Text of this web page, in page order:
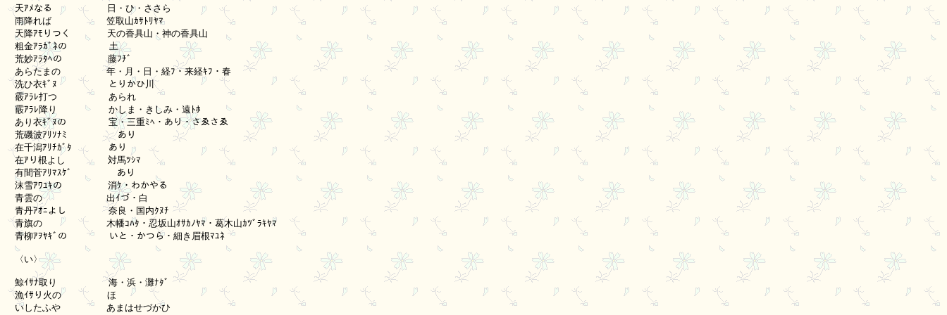
天ｱﾒなる　　　　　　日・ひ・ささら
雨降れば　　　　　　笠取山ｶｻﾄﾘﾔﾏ
天降ｱﾓりつく　　　　天の香具山・神の香具山
粗金ｱﾗｶﾞﾈの 　　　　土
荒妙ｱﾗﾀﾍの　　　　　藤ﾌﾁﾞ
あらたまの　　　　　年・月・日・経ﾌ・来経ｷﾌ・春
洗ひ衣ｷﾞﾇ　　　　　 とりかひ川
霰ｱﾗﾚ打つ 　　　　　あられ
霰ｱﾗﾚ降り　　　　　 かしま・きしみ・遠ﾄﾎ
あり衣ｷﾞﾇの　　　　 宝・三重ﾐﾍ・あり・さゑさゑ
荒磯波ｱﾘｿﾅﾐ         あり
在千潟ｱﾘﾁｶﾞﾀ　　　　あり
在ｱり根よし 　　　　対馬ﾂｼﾏ
有間菅ｱﾘﾏｽｹﾞ        あり
沫雪ｱﾜﾕｷの　　　　　消ｹ・わかやる
青雲の　　　　　　　出ｲづ・白
青丹ｱｵﾆよし　　　　 奈良・国内ｸﾇﾁ
青旗の　　　　　　　木幡ｺﾊﾀ・忍坂山ｵｻｶﾉﾔﾏ・葛木山ｶﾂﾞﾗｷﾔﾏ
青柳ｱｦﾔｷﾞの　　　　 いと・かつら・細き眉根ﾏﾕﾈ
〈い〉
鯨ｲｻﾅ取り　　　　　 海・浜・灘ﾅﾀﾞ
漁ｲｻり火の　　　　　ほ
いしたふや　　　　　あまはせづかひ